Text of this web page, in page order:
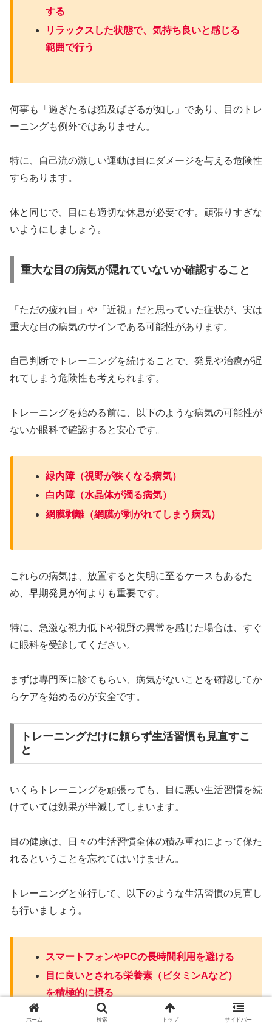
する
リラックスした状態で、気持ち良いと感じる
範囲で行う
何事も「過ぎたるは猶及ばざるが如し」であり、目のトレ
ーニングも例外ではありません。
特に、自己流の激しい運動は目にダメージを与える危険性
すらあります。
体と同じで、目にも適切な休息が必要です。頑張りすぎな
いようにしましょう。
重大な目の病気が隠れていないか確認すること
「ただの疲れ目」や「近視」だと思っていた症状が、実は
重大な目の病気のサインである可能性があります。
自己判断でトレーニングを続けることで、発見や治療が遅
れてしまう危険性も考えられます。
トレーニングを始める前に、以下のような病気の可能性が
ないか眼科で確認すると安心です。
緑内障（視野が狭くなる病気）
白内障（水晶体が濁る病気）
網膜剥離（網膜が剥がれてしまう病気）
これらの病気は、放置すると失明に至るケースもあるた
め、早期発見が何よりも重要です。
特に、急激な視力低下や視野の異常を感じた場合は、すぐ
に眼科を受診してください。
まずは専門医に診てもらい、病気がないことを確認してか
らケアを始めるのが安全です。
トレーニングだけに頼らず生活習慣も見直すこ
と
いくらトレーニングを頑張っても、目に悪い生活習慣を続
けていては効果が半減してしまいます。
目の健康は、日々の生活習慣全体の積み重ねによって保た
れるということを忘れてはいけません。
トレーニングと並行して、以下のような生活習慣の見直し
も行いましょう。
スマートフォンやPCの長時間利用を避ける
目に良いとされる栄養素（ビタミンAなど）
を積極的に摂る
十分な睡眠をとり、目をしっかりと休ませる
ホーム 検索 トップ サイドバー